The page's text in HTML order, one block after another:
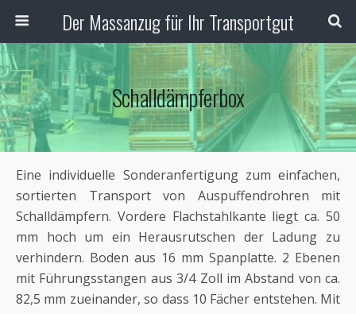
Der Massanzug für Ihr Transportgut
Schalldämpferbox
Eine individuelle Sonderanfertigung zum einfachen,
sortierten Transport von Auspuffendrohren mit
Schalldämpfern. Vordere Flachstahlkante liegt ca. 50
mm hoch um ein Herausrutschen der Ladung zu
verhindern. Boden aus 16 mm Spanplatte. 2 Ebenen
mit Führungsstangen aus 3/4 Zoll im Abstand von ca.
82,5 mm zueinander, so dass 10 Fächer entstehen. Mit